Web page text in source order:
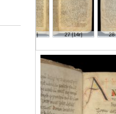
26 [13v] 27 [14r] 28